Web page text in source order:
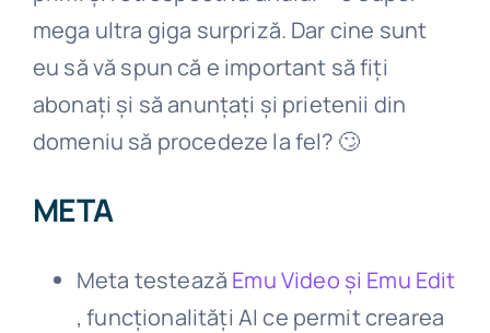
mega ultra giga surpriză. Dar cine sunt
eu să vă spun că e important să fiți
abonați și să anunțați și prietenii din
domeniu să procedeze la fel? 🙄
META
Meta testează Emu Video și Emu Edit
, funcționalități AI ce permit crearea